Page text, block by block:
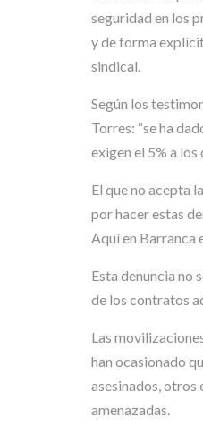
seguridad en los
y de forma
sindical.
Según los
Torres: “se ha
exigen el 5% a
El que no acepta
por hacer estas
Aquí en Barranca
Esta denuncia no
de los contratos
Las
han ocasionado
asesinados, otros
amenazadas.